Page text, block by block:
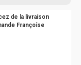
de la livraison
Françoise